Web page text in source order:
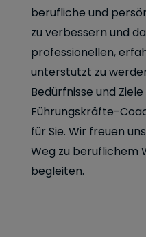
berufliche und
zu verbessern und
professionellen,
unterstützt zu
Bedürfnisse und
Führungskräfte-
für Sie. Wir freuen
Weg zu beruflichem
begleiten.